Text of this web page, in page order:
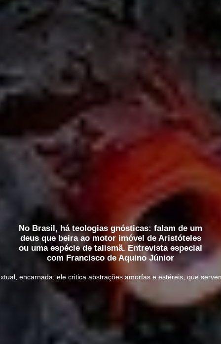
No Brasil, há teologias gnósticas: falam de um
deus que beira ao motor imóvel de Aristóteles
ou uma espécie de talismã. Entrevista especial
com Francisco de Aquino Júnior
encarnada; ele critica abstrações amorfas e estéreis, que